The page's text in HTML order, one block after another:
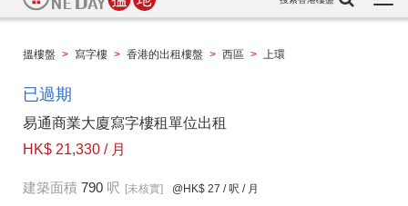
搵樓盤 > 寫字樓 > 香港的出租樓盤 > 西區 > 上環
已過期
易通商業大廈寫字樓租單位出租
HK$ 21,330 / 月
建築面積 790 呎 [未核實] @HK$ 27 / 呎 / 月